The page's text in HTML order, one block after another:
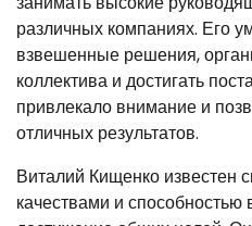
различных компаниях. Его
взвешенные решения,
коллектива и достигать
привлекало внимание и
отличных результатов.
Виталий Кищенко известен
качествами и